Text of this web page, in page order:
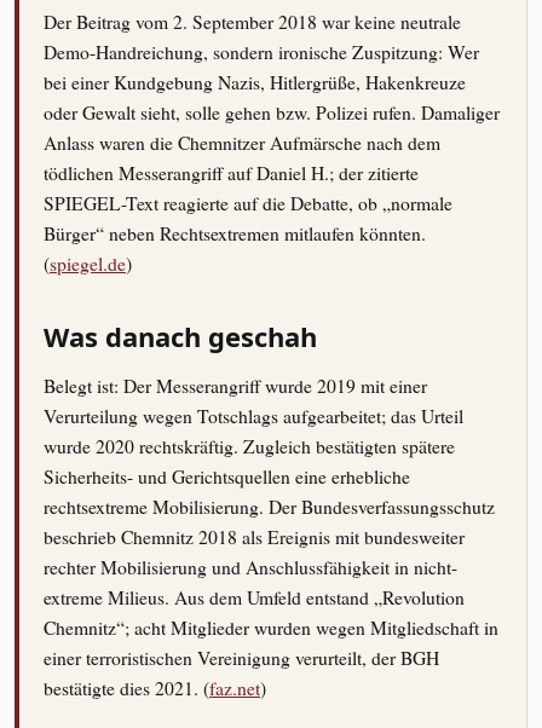
Der Beitrag vom 2. September 2018 war keine neutrale
Demo-Handreichung, sondern ironische Zuspitzung: Wer
bei einer Kundgebung Nazis, Hitlergrüße, Hakenkreuze
oder Gewalt sieht, solle gehen bzw. Polizei rufen. Damaliger
Anlass waren die Chemnitzer Aufmärsche nach dem
tödlichen Messerangriff auf Daniel H.; der zitierte
SPIEGEL-Text reagierte auf die Debatte, ob „normale
Bürger“ neben Rechtsextremen mitlaufen könnten.
(spiegel.de)
Was danach geschah
Belegt ist: Der Messerangriff wurde 2019 mit einer
Verurteilung wegen Totschlags aufgearbeitet; das Urteil
wurde 2020 rechtskräftig. Zugleich bestätigten spätere
Sicherheits- und Gerichtsquellen eine erhebliche
rechtsextreme Mobilisierung. Der Bundesverfassungsschutz
beschrieb Chemnitz 2018 als Ereignis mit bundesweiter
rechter Mobilisierung und Anschlussfähigkeit in nicht-
extreme Milieus. Aus dem Umfeld entstand „Revolution
Chemnitz“; acht Mitglieder wurden wegen Mitgliedschaft in
einer terroristischen Vereinigung verurteilt, der BGH
bestätigte dies 2021. (faz.net)